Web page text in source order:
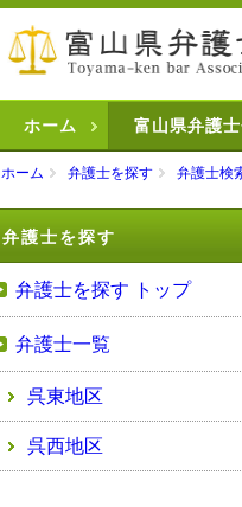
ホーム 富山県弁護
ホーム 弁護士を探す 弁護士検
弁護士を探す
弁護士を探す トップ
弁護士一覧
呉東地区
呉西地区